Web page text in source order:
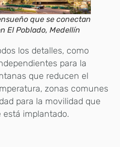
que se conectan
El Poblado, Medellín
los detalles, como
para la
que reducen el
zonas comunes
para la movilidad que
implantado.